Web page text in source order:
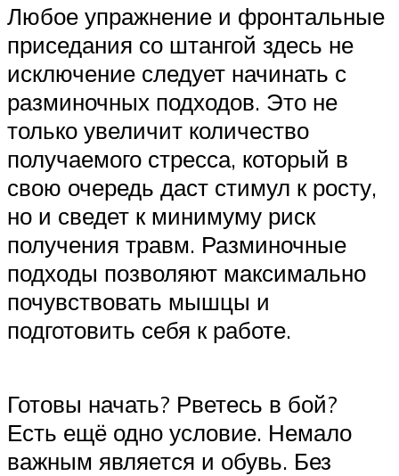
Любое упражнение и фронтальные
приседания со штангой здесь не
исключение следует начинать с
разминочных подходов. Это не
только увеличит количество
получаемого стресса, который в
свою очередь даст стимул к росту,
но и сведет к минимуму риск
получения травм. Разминочные
подходы позволяют максимально
почувствовать мышцы и
подготовить себя к работе.
Готовы начать? Рветесь в бой?
Есть ещё одно условие. Немало
важным является и обувь. Без